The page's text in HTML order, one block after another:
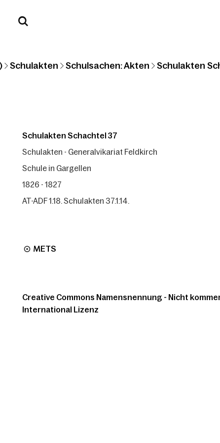
Schulakten Schulsachen: Akten Schulakten
Schulakten Schachtel 37
Schulakten - Generalvikariat Feldkirch
Schule in Gargellen
1826 - 1827
AT-ADF 1.18. Schulakten 37.1.14.
METS
Creative Commons Namensnennung - Nicht
International Lizenz